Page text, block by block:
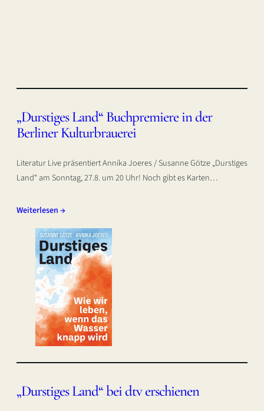
„Durstiges Land“ Buchpremiere in der
Berliner Kulturbrauerei
Literatur Live präsentiert Annika Joeres / Susanne Götze „Durstiges
Land“ am Sonntag, 27.8. um 20 Uhr! Noch gibt es Karten…
Weiterlesen →
„Durstiges Land“ bei dtv erschienen